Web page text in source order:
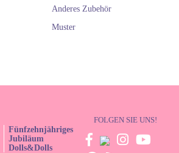
Anderes Zubehör
Muster
Fünfzehnjähriges
Jubiläum
Dolls&Dolls
FOLGEN SIE UNS!